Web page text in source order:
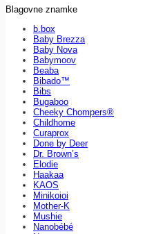
Blagovne znamke
b.box
Baby Brezza
Baby Nova
Babymoov
Beaba
Bibado™
Bibs
Bugaboo
Cheeky Chompers®
Childhome
Curaprox
Done by Deer
Dr. Brown’s
Elodie
Haakaa
KAOS
Minikoioi
Mother-K
Mushie
Nanobébé